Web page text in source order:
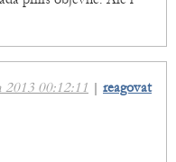
2013 00:12:11 | reagovat